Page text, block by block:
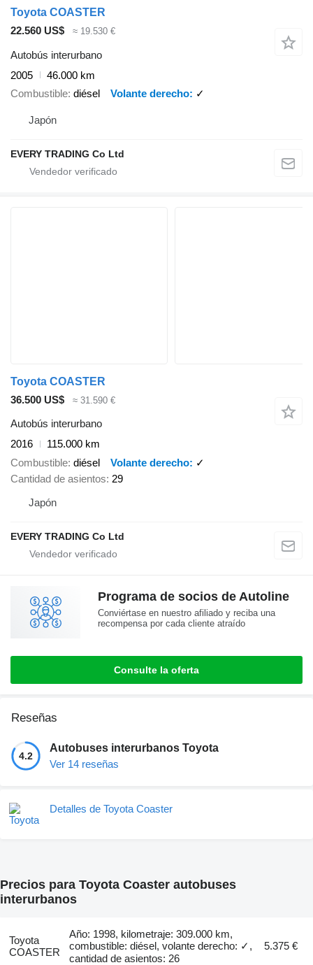
Toyota COASTER
22.560 US$
≈ 19.530 €
Autobús interurbano
2005
46.000 km
Combustible diésel Volante derecho ✓
Japón
EVERY TRADING Co Ltd
Toyota COASTER
36.500 US$
≈ 31.590 €
Autobús interurbano
2016
115.000 km
Combustible diésel Volante derecho
✓
Cantidad de asientos 29
Japón
EVERY TRADING Co Ltd
Programa de socios de Autoline
Conviértase en nuestro afiliado y reciba una
recompensa por cada cliente atraído
Consulte la oferta
Reseñas
4.2
Autobuses interurbanos Toyota
Ver 14 reseñas
Detalles de Toyota Coaster
Precios para Toyota Coaster autobuses
interurbanos
Toyota
COASTER
Año: 1998, kilometraje: 309.000 km,
combustible: diésel, volante derecho: ✓,
cantidad de asientos: 26
5.375 €